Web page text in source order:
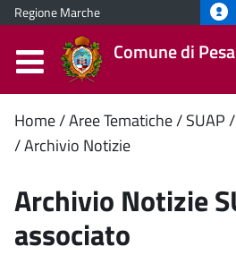
Regione Marche
Comune di
Contenuto
Home Aree Tematiche SUAP
Archivio Notizie
Archivio Notizie
associato